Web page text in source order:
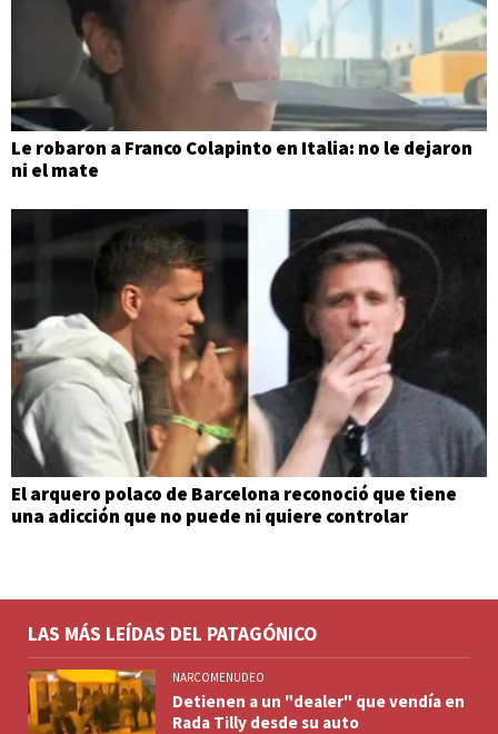
Le robaron a Franco Colapinto en Italia: no le dejaron
ni el mate
El arquero polaco de Barcelona reconoció que tiene
una adicción que no puede ni quiere controlar
LAS MÁS LEÍDAS DEL PATAGÓNICO
NARCOMENUDEO
Detienen a un "dealer" que vendía en
Rada Tilly desde su auto